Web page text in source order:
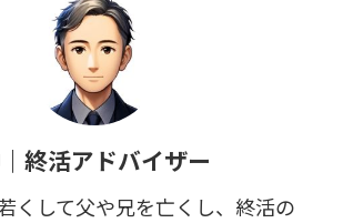
終活アドバイザー
くして父や兄を亡くし、終活の